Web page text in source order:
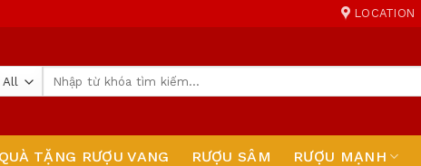
LOCATION
QUÀ TẶNG RƯỢU VANG RƯỢU SÂM RƯỢU MẠNH